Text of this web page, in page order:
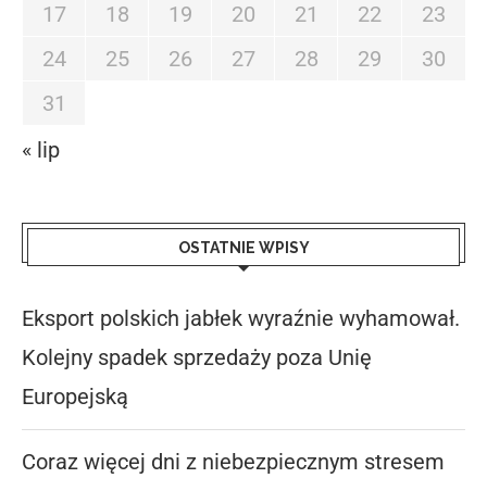
17
18 19 20 21 22
23
24
25 26 27 28 29
30
31
« lip
OSTATNIE WPISY
Eksport polskich jabłek wyraźnie wyhamował.
Kolejny spadek sprzedaży poza Unię
Europejską
Coraz więcej dni z niebezpiecznym stresem